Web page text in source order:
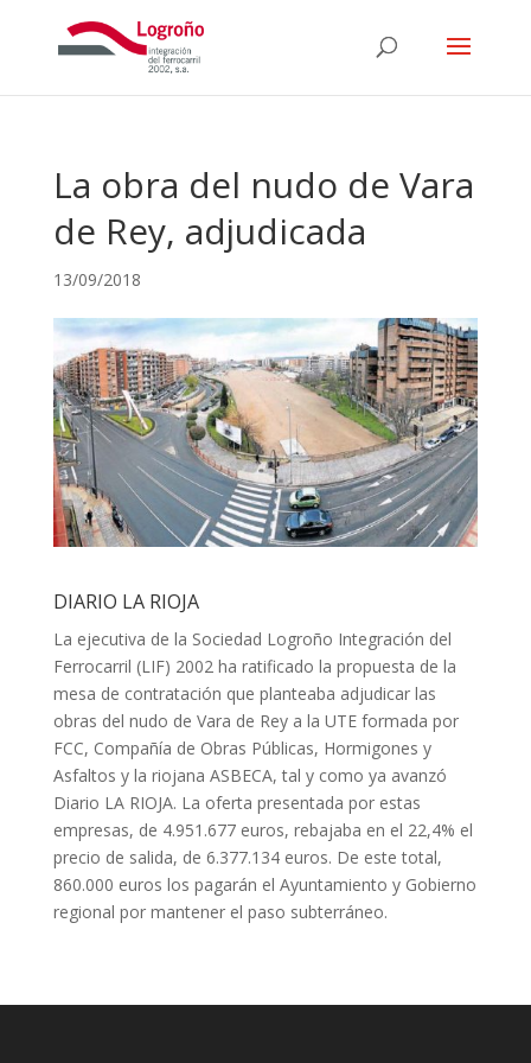
La obra del nudo de Vara
de Rey, adjudicada
13/09/2018
DIARIO LA RIOJA
La ejecutiva de la Sociedad Logroño Integración del
Ferrocarril (LIF) 2002 ha ratificado la propuesta de la
mesa de contratación que planteaba adjudicar las
obras del nudo de Vara de Rey a la UTE formada por
FCC, Compañía de Obras Públicas, Hormigones y
Asfaltos y la riojana ASBECA, tal y como ya avanzó
Diario LA RIOJA. La oferta presentada por estas
empresas, de 4.951.677 euros, rebajaba en el 22,4% el
precio de salida, de 6.377.134 euros. De este total,
860.000 euros los pagarán el Ayuntamiento y Gobierno
regional por mantener el paso subterráneo.